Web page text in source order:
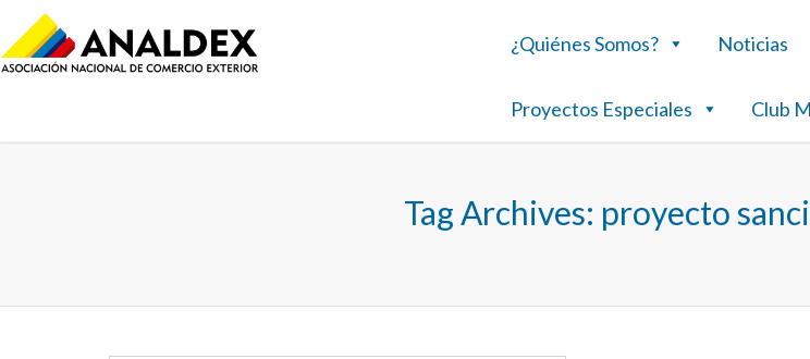
¿Quiénes Somos? Noticias
Proyectos Especiales Club
Tag Archives: proyecto